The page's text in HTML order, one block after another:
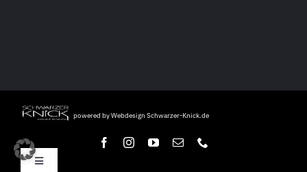
powered by Webdesign Schwarzer-Knick.de
Toggle